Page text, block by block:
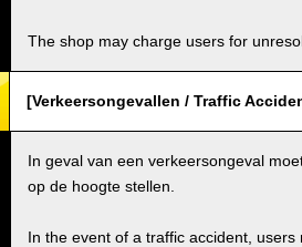
The shop may charge users for
[Verkeersongevallen / Traffic
In geval van een verkeersongeval
op de hoogte stellen.
In the event of a traffic accident,